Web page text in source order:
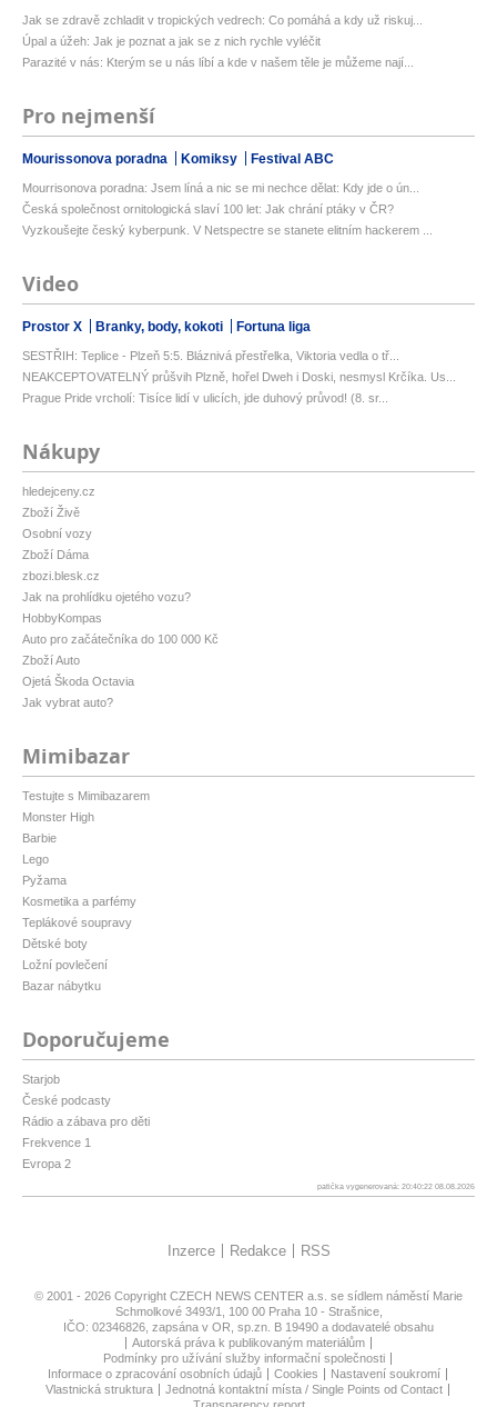
Jak se zdravě zchladit v tropických vedrech: Co pomáhá a kdy už riskuj...
Úpal a úžeh: Jak je poznat a jak se z nich rychle vyléčit
Parazité v nás: Kterým se u nás líbí a kde v našem těle je můžeme nají...
Pro nejmenší
Mourissonova poradna Komiksy Festival ABC
Mourrisonova poradna: Jsem líná a nic se mi nechce dělat: Kdy jde o ún...
Česká společnost ornitologická slaví 100 let: Jak chrání ptáky v ČR?
Vyzkoušejte český kyberpunk. V Netspectre se stanete elitním hackerem ...
Video
Prostor X Branky, body, kokoti Fortuna liga
SESTŘIH: Teplice - Plzeň 5:5. Bláznivá přestřelka, Viktoria vedla o tř...
NEAKCEPTOVATELNÝ průšvih Plzně, hořel Dweh i Doski, nesmysl Krčíka. Us...
Prague Pride vrcholí: Tisíce lidí v ulicích, jde duhový průvod! (8. sr...
Nákupy
hledejceny.cz
Zboží Živě
Osobní vozy
Zboží Dáma
zbozi.blesk.cz
Jak na prohlídku ojetého vozu?
HobbyKompas
Auto pro začátečníka do 100 000 Kč
Zboží Auto
Ojetá Škoda Octavia
Jak vybrat auto?
Mimibazar
Testujte s Mimibazarem
Monster High
Barbie
Lego
Pyžama
Kosmetika a parfémy
Teplákové soupravy
Dětské boty
Ložní povlečení
Bazar nábytku
Doporučujeme
Starjob
České podcasty
Rádio a zábava pro děti
Frekvence 1
Evropa 2
patička vygenerovaná: 20:40:22 08.08.2026
Inzerce Redakce RSS
© 2001 - 2026 Copyright CZECH NEWS CENTER a.s. se sídlem náměstí Marie
Schmolkové 3493/1, 100 00 Praha 10 - Strašnice,
IČO: 02346826, zapsána v OR, sp.zn. B 19490 a dodavatelé obsahu
Autorská práva k publikovaným materiálům
Podmínky pro užívání služby informační společnosti
Informace o zpracování osobních údajů
Cookies
Nastavení soukromí
Vlastnická struktura
Jednotná kontaktní místa / Single Points od Contact
Transparency report